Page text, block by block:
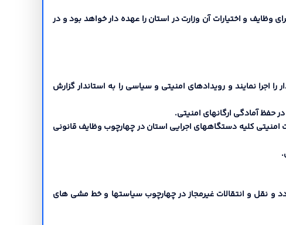
وظایف و اختیارات آن وزارت در استان را عهده دار خواهد بود و در
اجرا نمایند و رویدادهاي امنیتی و سیاسی را به استاندار گزارش
کلیه دستگاههاي اجرایی استان در چهارچوب وظایف قانونی
و نقل و انتقالات غیرمجاز در چهارچوب سیاستها و خط مشی هاي